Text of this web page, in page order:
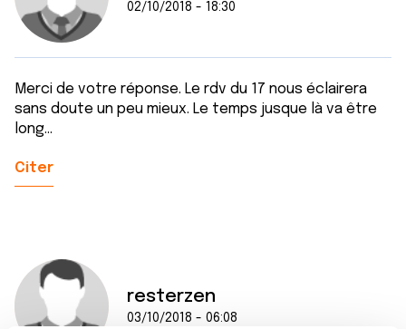
02/10/2018 - 18:30
Merci de votre réponse. Le rdv du 17 nous éclairera
sans doute un peu mieux. Le temps jusque là va être
long...
Citer
resterzen
03/10/2018 - 06:08